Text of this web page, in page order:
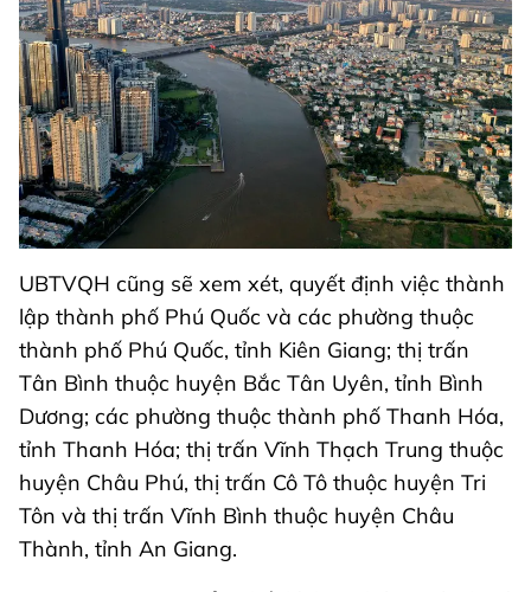
UBTVQH cũng sẽ xem xét, quyết định việc thành
lập thành phố Phú Quốc và các phường thuộc
thành phố Phú Quốc, tỉnh Kiên Giang; thị trấn
Tân Bình thuộc huyện Bắc Tân Uyên, tỉnh Bình
Dương; các phường thuộc thành phố Thanh Hóa,
tỉnh Thanh Hóa; thị trấn Vĩnh Thạch Trung thuộc
huyện Châu Phú, thị trấn Cô Tô thuộc huyện Tri
Tôn và thị trấn Vĩnh Bình thuộc huyện Châu
Thành, tỉnh An Giang.